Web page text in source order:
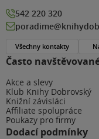
Často
Akce a slevy
Klub Knihy Dobrovský
Knižní závisláci
Affiliate spolupráce
Poukazy pro firmy
Dodací podmínky
542 220 320
Všechny kontakty